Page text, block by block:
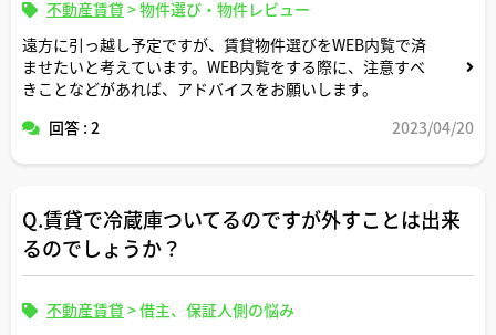
不動産賃貸 >物件選び・物件レビュー
遠方に引っ越し予定ですが、賃貸物件選びをWEB内覧で済
ませたいと考えています。WEB内覧をする際に、注意すべ
きことなどがあれば、アドバイスをお願いします。
回答 : 2
2023/04/20
Q.賃貸で冷蔵庫ついてるのですが外すことは出来
るのでしょうか？
不動産賃貸 >借主、保証人側の悩み